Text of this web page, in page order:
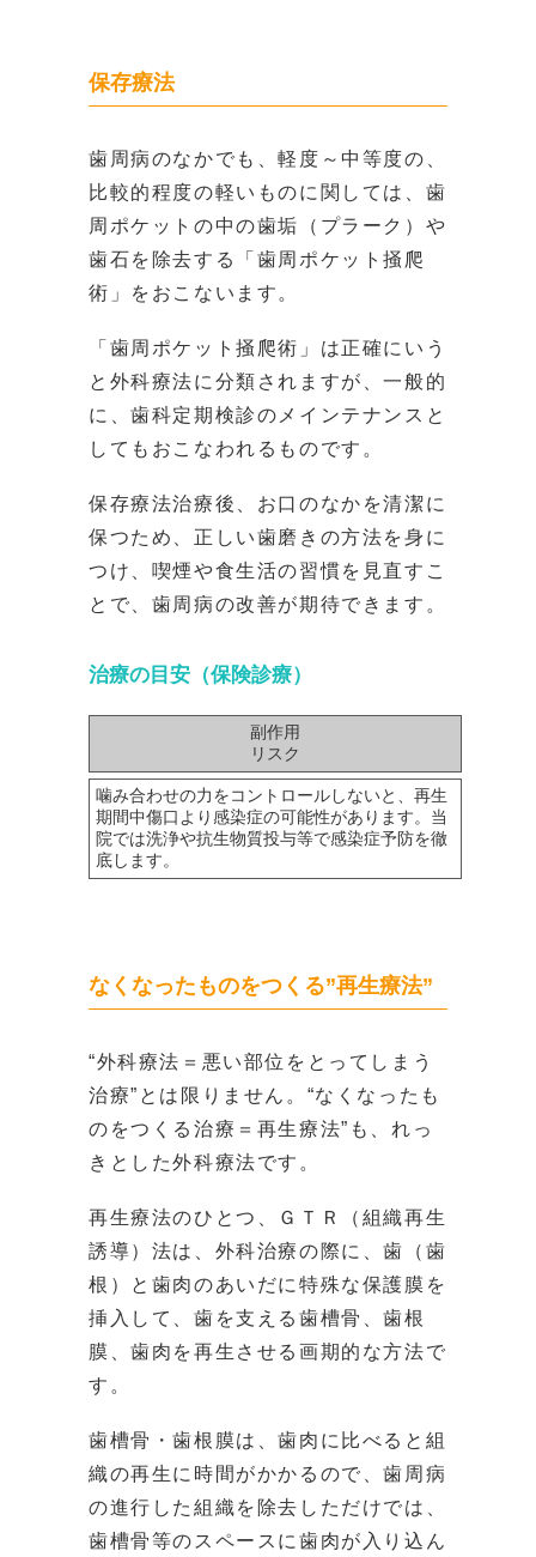
保存療法
歯周病のなかでも、軽度～中等度の、
比較的程度の軽いものに関しては、歯
周ポケットの中の歯垢（プラーク）や
歯石を除去する「歯周ポケット掻爬
術」をおこないます。
「歯周ポケット掻爬術」は正確にいう
と外科療法に分類されますが、一般的
に、歯科定期検診のメインテナンスと
してもおこなわれるものです。
保存療法治療後、お口のなかを清潔に
保つため、正しい歯磨きの方法を身に
つけ、喫煙や食生活の習慣を見直すこ
とで、歯周病の改善が期待できます。
治療の目安（保険診療）
副作用
リスク
噛み合わせの力をコントロールしないと、再生
期間中傷口より感染症の可能性があります。当
院では洗浄や抗生物質投与等で感染症予防を徹
底します。
なくなったものをつくる”再生療法”
“外科療法＝悪い部位をとってしまう
治療”とは限りません。“なくなったも
のをつくる治療＝再生療法”も、れっ
きとした外科療法です。
再生療法のひとつ、ＧＴＲ（組織再生
誘導）法は、外科治療の際に、歯（歯
根）と歯肉のあいだに特殊な保護膜を
挿入して、歯を支える歯槽骨、歯根
膜、歯肉を再生させる画期的な方法で
す。
歯槽骨・歯根膜は、歯肉に比べると組
織の再生に時間がかかるので、歯周病
の進行した組織を除去しただけでは、
歯槽骨等のスペースに歯肉が入り込ん